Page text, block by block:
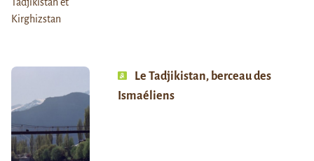
Le Tadjikistan, berceau des
Ismaéliens